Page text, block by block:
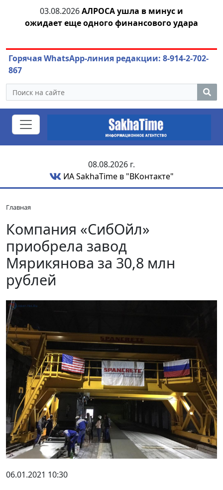
03.08.2026АЛРОСА ушла в минус и
ожидает еще одного финансового удара
Горячая WhatsApp-линия редакции: 8-914-2-702-
867
08.08.2026 г.
ИА SakhaTime в "ВКонтакте"
Главная
Компания «СибОйл»
приобрела завод
Мярикянова за 30,8 млн
рублей
06.01.2021 10:30